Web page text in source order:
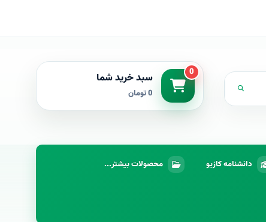
0 سبد خرید شما
0 تومان
دانشنامه کازیو محصولات بیشتر...